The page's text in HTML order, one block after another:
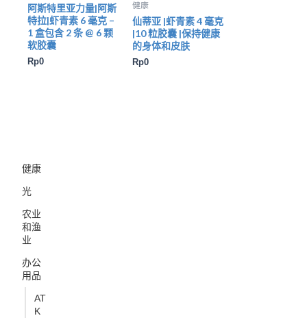
健康
光
农业
和渔
业
办公
用品
AT
K
阿斯特里亚力量|阿斯
特拉|虾青素 6 毫克 –
1 盒包含 2 条 @ 6 颗
软胶囊
Rp0
健康
仙蒂亚 |虾青素 4 毫克
|10 粒胶囊 |保持健康
的身体和皮肤
Rp0